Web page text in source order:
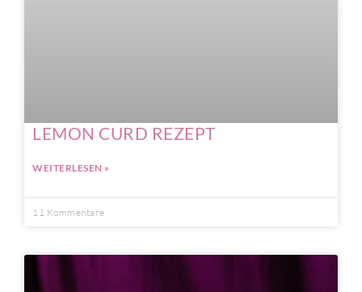
LEMON CURD REZEPT
WEITERLESEN »
11 Kommentare